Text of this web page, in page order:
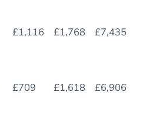
£1,116 £1,768 £7,435
£709 £1,618 £6,906